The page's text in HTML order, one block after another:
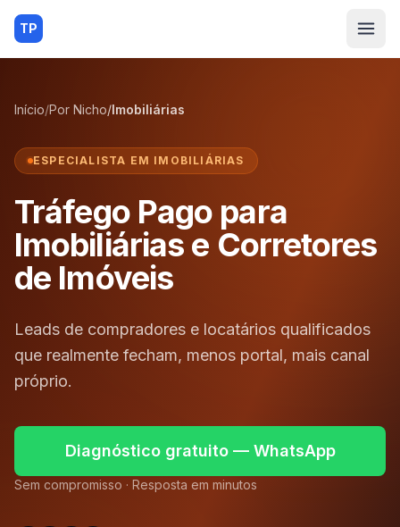
TP
Início/Por Nicho/Imobiliárias
ESPECIALISTA EM IMOBILIÁRIAS
Tráfego Pago para
Imobiliárias e Corretores
de Imóveis
Leads de compradores e locatários qualificados
que realmente fecham, menos portal, mais canal
próprio.
Diagnóstico gratuito — WhatsApp
Sem compromisso · Resposta em minutos